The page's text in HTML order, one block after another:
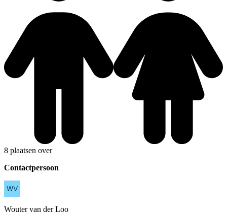
8 plaatsen over
Contactpersoon
Wouter van der Loo